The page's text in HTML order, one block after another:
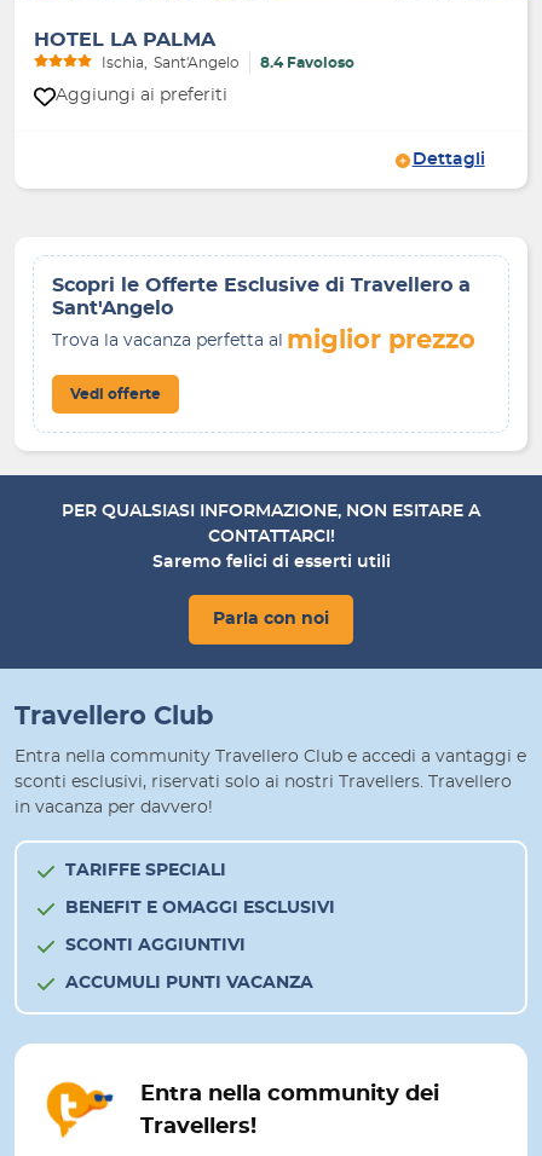
HOTEL LA PALMA
Ischia Sant'Angelo 8.4 Favoloso
Aggiungi ai preferiti
Dettagli
Scopri le Offerte Esclusive di Travellero a
Sant'Angelo
Trova la vacanza perfetta al miglior prezzo
Vedi offerte
PER QUALSIASI INFORMAZIONE, NON ESITARE A
CONTATTARCI!
Saremo felici di esserti utili
Parla con noi
Travellero Club
Entra nella community Travellero Club e accedi a vantaggi e
sconti esclusivi, riservati solo ai nostri Travellers. Travellero
in vacanza per davvero!
TARIFFE SPECIALI
BENEFIT E OMAGGI ESCLUSIVI
SCONTI AGGIUNTIVI
ACCUMULI PUNTI VACANZA
Entra nella community dei
Travellers!